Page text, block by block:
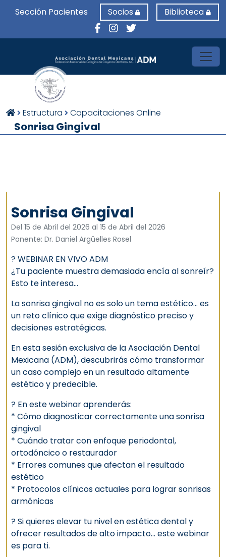
Sección Pacientes Socios Biblioteca
Estructura Capacitaciones Online
Sonrisa Gingival
Sonrisa Gingival
Del 15 de Abril del 2026 al 15 de Abril del 2026
Ponente: Dr. Daniel Argüelles Rosel
? WEBINAR EN VIVO ADM
¿Tu paciente muestra demasiada encía al sonreír?
Esto te interesa…
La sonrisa gingival no es solo un tema estético… es
un reto clínico que exige diagnóstico preciso y
decisiones estratégicas.
En esta sesión exclusiva de la Asociación Dental
Mexicana (ADM), descubrirás cómo transformar
un caso complejo en un resultado altamente
estético y predecible.
? En este webinar aprenderás:
* Cómo diagnosticar correctamente una sonrisa
gingival
* Cuándo tratar con enfoque periodontal,
ortodóncico o restaurador
* Errores comunes que afectan el resultado
estético
* Protocolos clínicos actuales para lograr sonrisas
armónicas
? Si quieres elevar tu nivel en estética dental y
ofrecer resultados de alto impacto… este webinar
es para ti.